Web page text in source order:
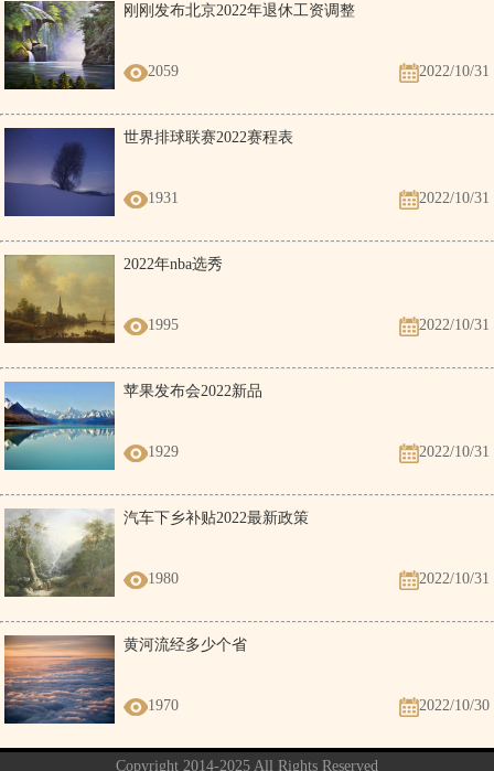
刚刚发布北京2022年退休工资调整
2059 2022/10/31
世界排球联赛2022赛程表
1931 2022/10/31
2022年nba选秀
1995 2022/10/31
苹果发布会2022新品
1929 2022/10/31
汽车下乡补贴2022最新政策
1980 2022/10/31
黄河流经多少个省
1970 2022/10/30
Copyright 2014-2025 All Rights Reserved